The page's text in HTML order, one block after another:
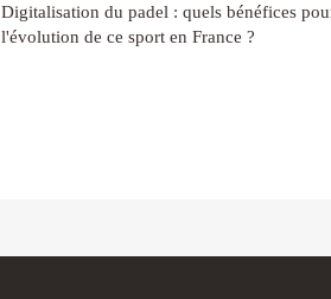
Digitalisation du padel : quels bénéfices
l'évolution de ce sport en France ?